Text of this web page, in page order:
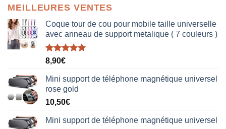
MEILLEURES VENTES
Coque tour de cou pour mobile taille universelle
avec anneau de support metalique ( 7 couleurs )
Note5.00
sur 5
8,90€
Mini support de téléphone magnétique universel
rose gold
10,50€
Mini support de téléphone magnétique universel